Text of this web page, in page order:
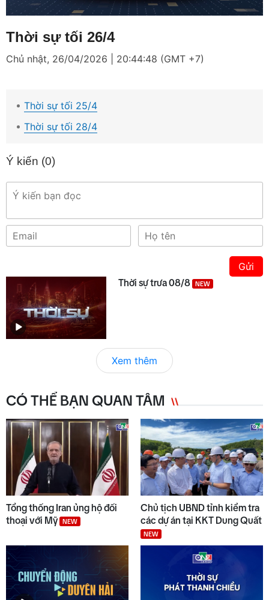
Mute Loaded
2.04%
Thời sự tối 26/4
Chủ nhật, 26/04/2026 | 20:44:48 (GMT +7)
Thời sự tối 25/4
Thời sự tối 28/4
Ý kiến (0)
Gửi
Thời sự trưa 08/8 NEW
Xem thêm
CÓ THỂ BẠN QUAN TÂM
Tổng thống Iran ủng hộ đối
thoại với Mỹ NEW
Chủ tịch UBND tỉnh kiểm tra
các dự án tại KKT Dung Quất
NEW